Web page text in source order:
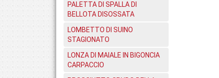
PALETTA DI SPALLA DI
BELLOTA DISOSSATA
LOMBETTO DI SUINO
STAGIONATO
LONZA DI MAIALE IN BIGONCIA
CARPACCIO